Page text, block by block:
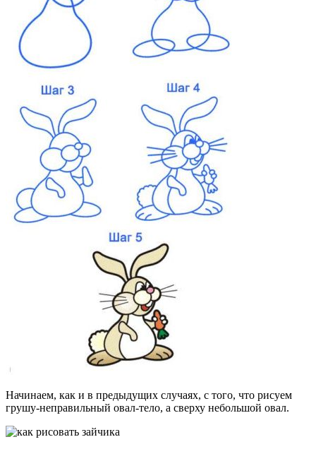
Начинаем, как и в предыдущих случаях, с того, что рисуем
грушу-неправильный овал-тело, а сверху небольшой овал.